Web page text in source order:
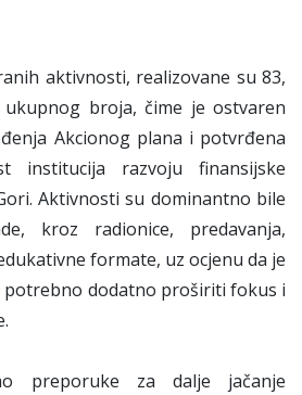
aktivnosti, realizovane su 83,
broja, čime je ostvaren
Akcionog plana i potvrđena
institucija razvoju finansijske
Aktivnosti su dominantno bile
kroz radionice, predavanja,
formate, uz ocjenu da je
potrebno dodatno proširiti fokus i
preporuke za dalje jačanje